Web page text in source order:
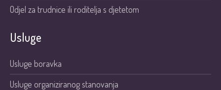
Odjel za trudnice ili roditelja s djetetom
Usluge
Usluge boravka
Usluge organiziranog stanovanja